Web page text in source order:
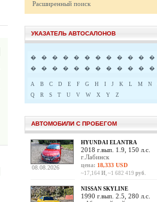
Расширенный поиск
УКАЗАТЕЛЬ АВТОСАЛОНОВ
� � � � � � � � � � � �
�
� � � � � � � � � � �
A B C D E F G H I J K L M N
Q
R S T U V W X Y Z
АВТОМОБИЛИ С ПРОБЕГОМ
08.08.2026
HYUNDAI ELANTRA
2018 г.вып. 1.9, 150 л.с.
г.Лабинск
цена: 18,333 USD
~17,164 И, ~1 682 419 руб.
NISSAN SKYLINE
1990 г.вып. 2.5, 280 л.с.